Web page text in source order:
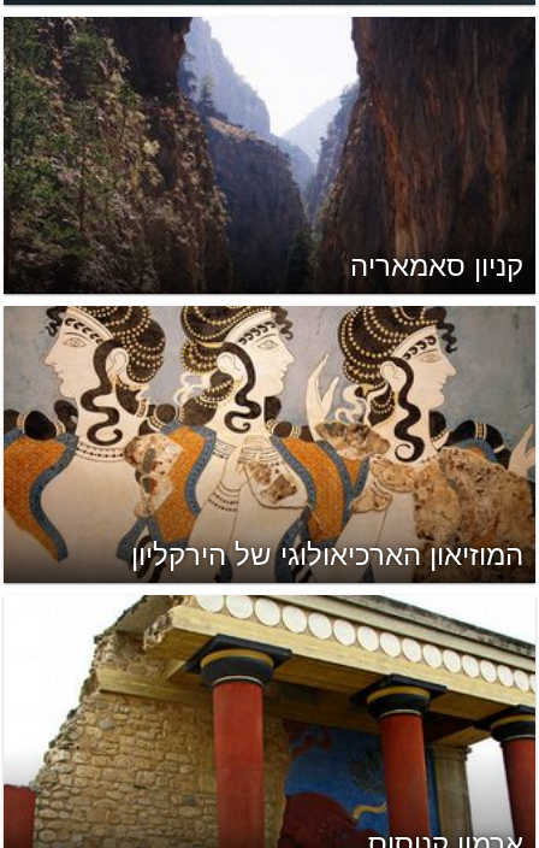
קניון סאמאריה
המוזיאון הארכיאולוגי של הירקליון